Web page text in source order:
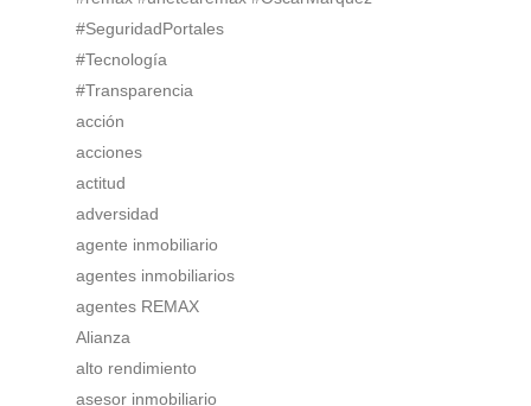
#SeguridadPortales
#Tecnología
#Transparencia
acción
acciones
actitud
adversidad
agente inmobiliario
agentes inmobiliarios
agentes REMAX
Alianza
alto rendimiento
asesor inmobiliario